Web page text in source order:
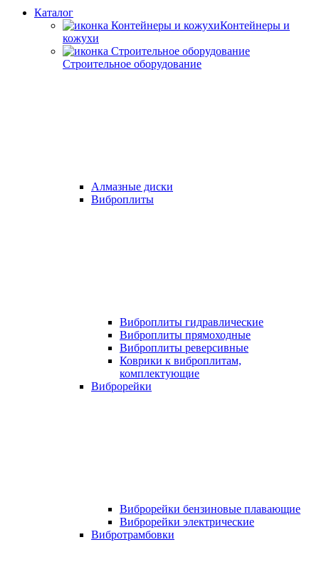
Каталог
Контейнеры и
кожухи
Строительное оборудование
Алмазные диски
Виброплиты
Виброплиты гидравлические
Виброплиты прямоходные
Виброплиты реверсивные
Коврики к виброплитам,
комплектующие
Виброрейки
Виброрейки бензиновые плавающие
Виброрейки электрические
Вибротрамбовки